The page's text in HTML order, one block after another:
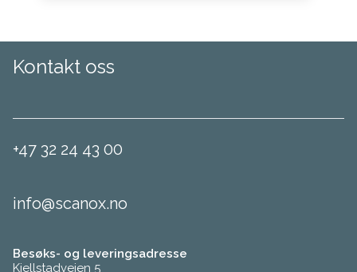
Kontakt oss
+47 32 24 43 00
info@scanox.no
Besøks- og leveringsadresse
Kjellstadveien 5